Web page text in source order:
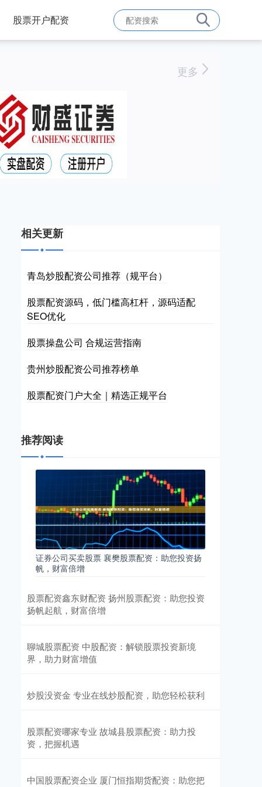
股票开户配资
更多
相关更新
青岛炒股配资公司推荐（规平台）
股票配资源码，低门槛高杠杆，源码适配
SEO优化
股票操盘公司 合规运营指南
贵州炒股配资公司推荐榜单
股票配资门户大全｜精选正规平台
推荐阅读
证券公司买卖股票 襄樊股票配资：助您投资扬
帆，财富倍增
股票配资鑫东财配资 扬州股票配资：助您投资
扬帆起航，财富倍增
聊城股票配资 中股配资：解锁股票投资新境
界，助力财富增值
炒股没资金 专业在线炒股配资，助您轻松获利
股票配资哪家专业 故城县股票配资：助力投
资，把握机遇
中国股票配资企业 厦门恒指期货配资：助您把